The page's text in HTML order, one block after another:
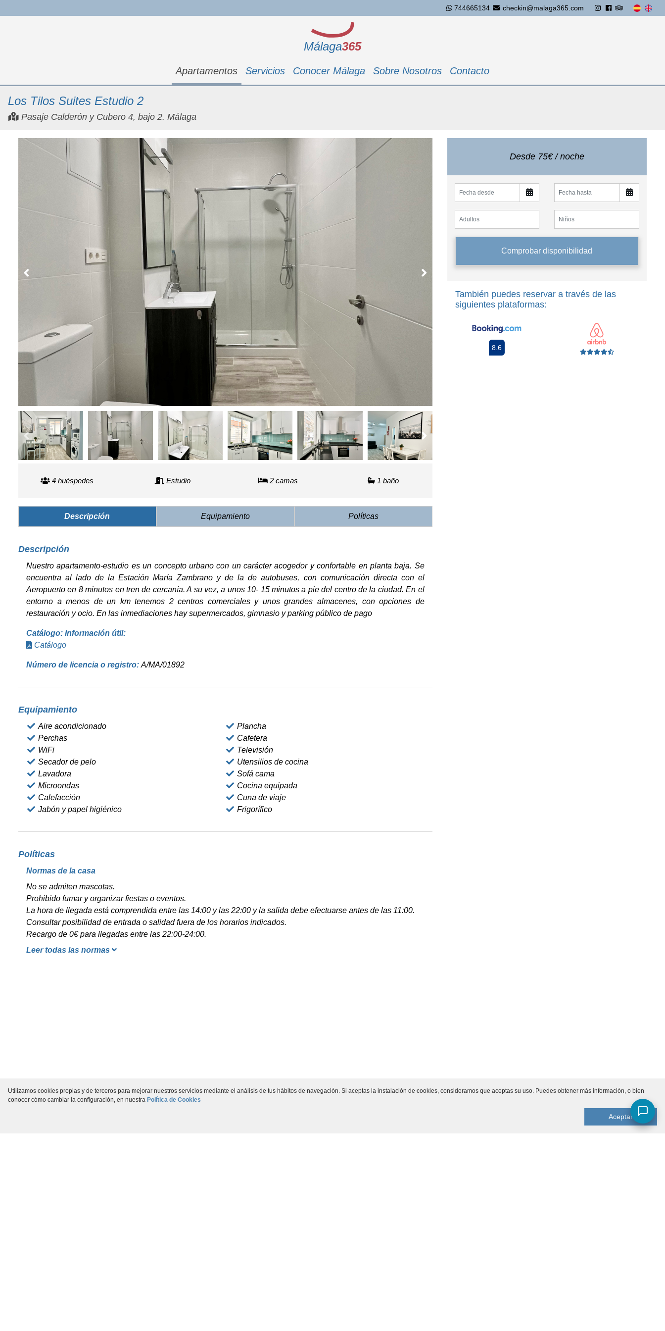
744665134 checkin@malaga365.com
Málaga365
Apartamentos Servicios Conocer Málaga Sobre Nosotros Contacto
Los Tilos Suites Estudio 2
Pasaje Calderón y Cubero 4, bajo 2. Málaga
4 huéspedes Estudio 2 camas 1 baño
Descripción Equipamiento Políticas
Descripción
Nuestro apartamento-estudio es un concepto urbano con un carácter acogedor y confortable en planta baja. Se
encuentra al lado de la Estación María Zambrano y de la de autobuses, con comunicación directa con el
Aeropuerto en 8 minutos en tren de cercanía. A su vez, a unos 10- 15 minutos a pie del centro de la ciudad. En el
entorno a menos de un km tenemos 2 centros comerciales y unos grandes almacenes, con opciones de
restauración y ocio. En las inmediaciones hay supermercados, gimnasio y parking público de pago
Catálogo: Información útil:
Catálogo
Número de licencia o registro: A/MA/01892
Equipamiento
Aire acondicionado
Plancha
Perchas
Cafetera
WiFi
Televisión
Secador de pelo
Utensilios de cocina
Lavadora
Sofá cama
Microondas
Cocina equipada
Calefacción
Cuna de viaje
Jabón y papel higiénico
Frigorífico
Políticas
Normas de la casa
No se admiten mascotas.
Prohibido fumar y organizar fiestas o eventos.
La hora de llegada está comprendida entre las 14:00 y las 22:00 y la salida debe efectuarse antes de las 11:00.
Consultar posibilidad de entrada o salidad fuera de los horarios indicados.
Recargo de 0€ para llegadas entre las 22:00-24:00.
Leer todas las normas
Desde 75€ / noche
Comprobar disponibilidad
También puedes reservar a través de las
siguientes plataformas:
8.6
Utilizamos cookies propias y de terceros para mejorar nuestros servicios mediante el análisis de tus hábitos de navegación. Si aceptas la instalación de cookies, consideramos que aceptas su uso. Puedes obtener más información, o bien
conocer cómo cambiar la configuración, en nuestra Política de Cookies
Aceptar